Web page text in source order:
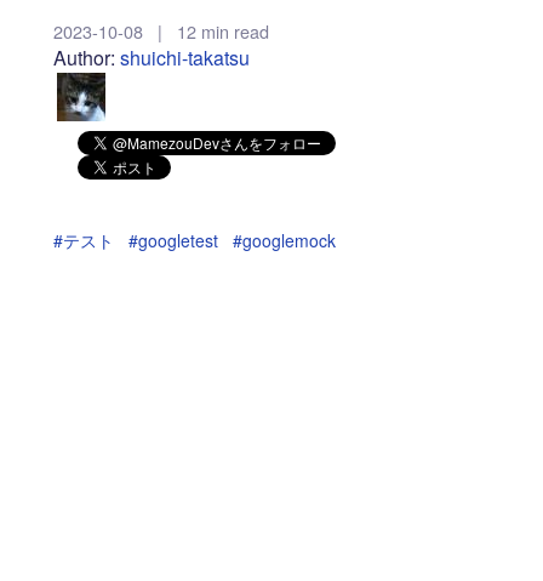
2023-10-08 | 12 min read
Author: shuichi-takatsu
#テスト #googletest #googlemock